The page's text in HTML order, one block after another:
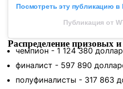
Посмотреть эту публикацию в
Публикация от
Распределение призовых
чемпион - 1 124 380
финалист - 597 890
полуфиналисты - 317 863